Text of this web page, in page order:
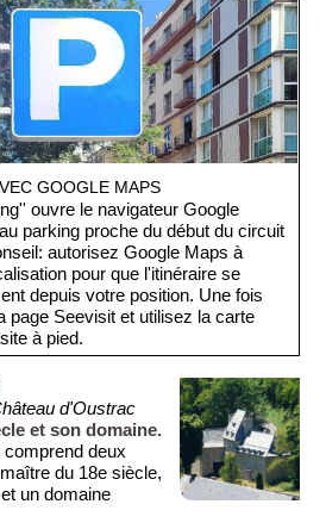
GOOGLE MAPS
ouvre le navigateur Google
parking proche du début du circuit
autorisez Google Maps à
pour que l'itinéraire se
depuis votre position. Une fois
page Seevisit et utilisez la carte
à pied.
d'Oustrac
et son domaine.
comprend deux
du 18e siècle,
un domaine